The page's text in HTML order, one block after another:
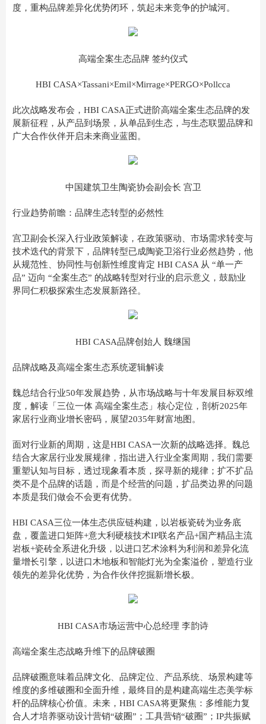
度，重构品牌差异化优势闭环，筑起未来竞争的护城河。
高端全案生态品牌 签约仪式
HBI CASA×Tassani×Emil×Mirrage×PERGO×Pollcca
此次战略发布会，HBI CASA正式进阶高端全案生态品牌的发
展新征程，从产品到场景，从单品到生态，与生态联盟品牌和
广大合作伙伴开启未来商业蓝图。
中国建筑卫生陶瓷协会副会长 宫卫
行业趋势前瞻：品牌生态转型的必然性
宫卫副会长深入行业政策解读，在政策驱动、市场需求转变与
技术迭代的背景下，品牌转型已成陶瓷卫浴行业必然趋势，他
从规范性、协同性与创新性维度肯定 HBI CASA 从 “单一产
品” 迈向 “全案生态” 的战略转型对行业的启示意义，鼓励业
界同仁积极探索生态发展新路径。
HBI CASA品牌创始人 魏继国
品牌战略及高端全案生态系统逻辑解读
魏总结合行业50年发展趋势，从市场战略与十年发展目标双维
度，解读「三位一体 高端全案生态」核心定位，剖析2025年
家居行业商业增长密码，展望2035年财富地图。
面对行业新的周期，这是HBI CASA一次新的战略选择。魏总
结合大家居行业发展规律，指出进入行业全案周期，我们需要
重塑认知与目标，透过现象看本质，探寻新的规律；扩不扩品
类不是个品牌的话题，而是个经营的问题，扩品类边界的问题
本质是我们做会不会更有优势。
HBI CASA三位一体生态供应链构建，以岩板瓷砖为业务底
盘，覆盖进口矩阵+意大利硬核技术IP联名产品+国产精品主流
岩板+瓷砖全系进化升级，以进口艺术涂料为利润和差异化流
量增长引擎，以进口木地板和智能灯光为全案溢价，塑造行业
领先的差异化优势，为合作伙伴挖掘新增长极。
HBI CASA市场运营中心总经理 李韵诗
高端全案生态战略升维下的品牌破圈
品牌破圈意味着品牌文化、品牌定位、产品系统、场景构建等
维度的多维破圈和全面升维，最终目的是构建高端生态美学标
杆的品牌核心价值。未来，HBI CASA将更聚焦：多维能力复
合人才培养驱动设计营销“破圈”；工具营销“破圈”；IP共振赋